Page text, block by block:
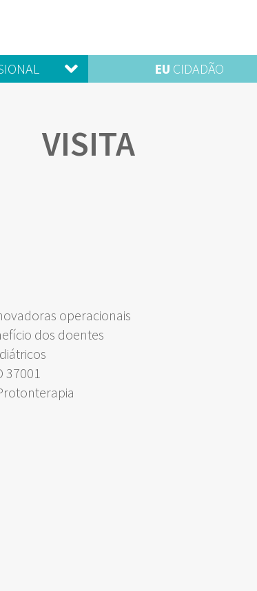
EU CIDADÃO
VISITA
operacionais
dos doentes
37001